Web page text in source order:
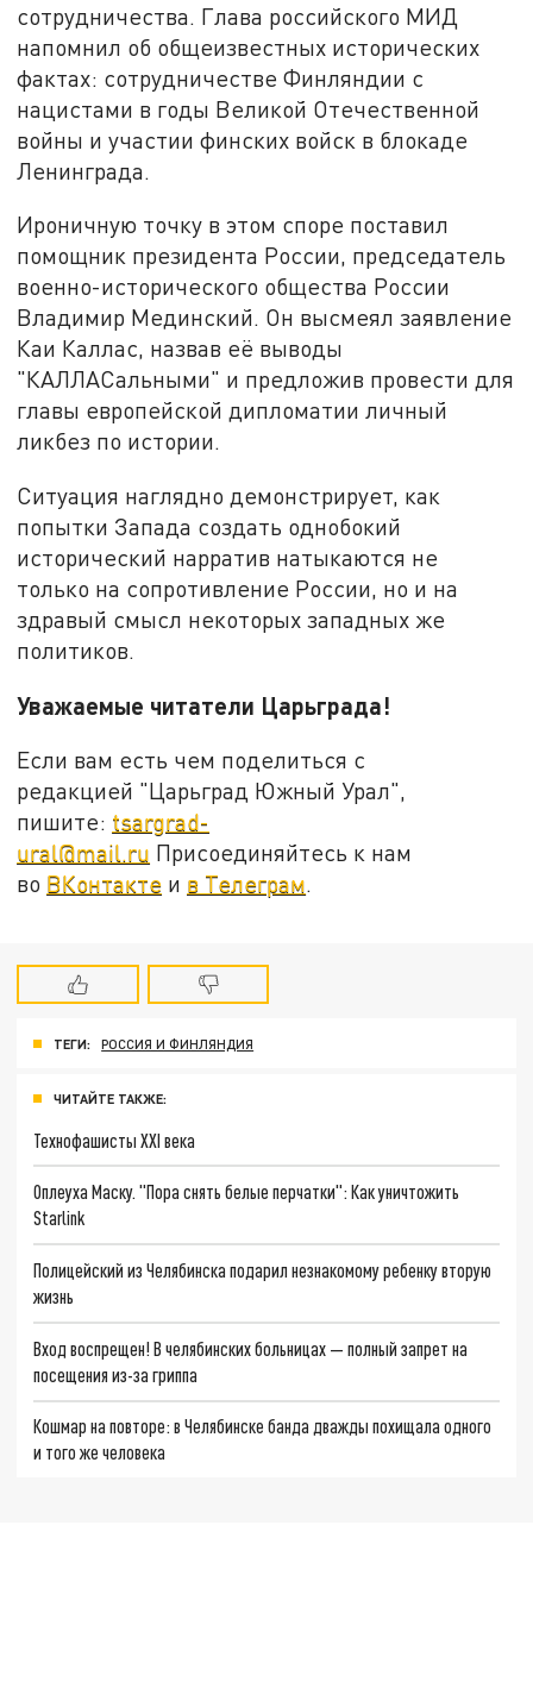
сотрудничества. Глава российского МИД
напомнил об общеизвестных исторических
фактах: сотрудничестве Финляндии с
нацистами в годы Великой Отечественной
войны и участии финских войск в блокаде
Ленинграда.
Ироничную точку в этом споре поставил
помощник президента России, председатель
военно-исторического общества России
Владимир Мединский. Он высмеял заявление
Каи Каллас, назвав её выводы
"КАЛЛАСальными" и предложив провести для
главы европейской дипломатии личный
ликбез по истории.
Ситуация наглядно демонстрирует, как
попытки Запада создать однобокий
исторический нарратив натыкаются не
только на сопротивление России, но и на
здравый смысл некоторых западных же
политиков.
Уважаемые читатели Царьграда!
Если вам есть чем поделиться с
редакцией "Царьград Южный Урал",
пишите: tsargrad-
ural@mail.ru Присоединяйтесь к нам
во ВКонтакте и в Телеграм.
ТЕГИ: РОССИЯ И ФИНЛЯНДИЯ
ЧИТАЙТЕ ТАКЖЕ:
Технофашисты XXI века
Оплеуха Маску. "Пора снять белые перчатки": Как уничтожить
Starlink
Полицейский из Челябинска подарил незнакомому ребенку вторую
жизнь
Вход воспрещен! В челябинских больницах — полный запрет на
посещения из-за гриппа
Кошмар на повторе: в Челябинске банда дважды похищала одного
и того же человека